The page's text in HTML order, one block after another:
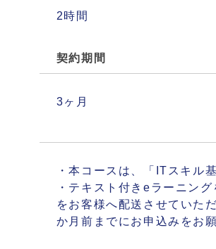
2時間
契約期間
3ヶ月
・本コースは、「ITスキル
・テキスト付きeラーニン
をお客様へ配送させていた
か月前までにお申込みをお